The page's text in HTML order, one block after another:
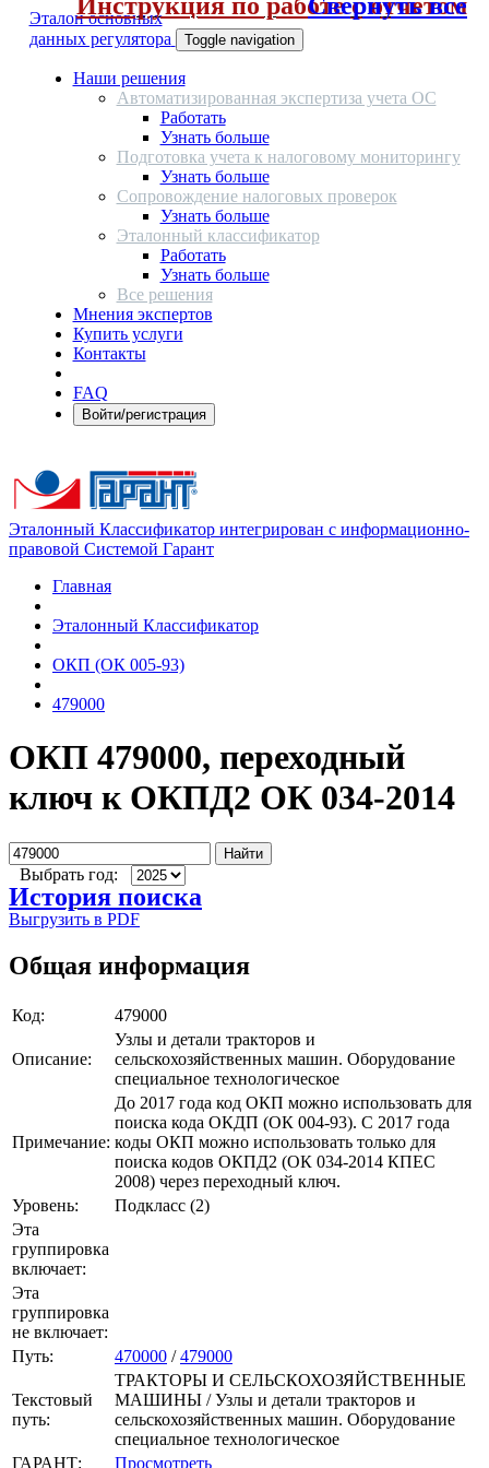
Эталон основных
данных регулятора
Toggle navigation
Наши решения
Автоматизированная экспертиза учета ОС
Работать
Узнать больше
Подготовка учета к налоговому мониторингу
Узнать больше
Сопровождение налоговых проверок
Узнать больше
Эталонный классификатор
Работать
Узнать больше
Все решения
Мнения экспертов
Купить услуги
Контакты
FAQ
Войти/регистрация
Эталонный Классификатор интегрирован с информационно-
правовой Системой Гарант
Главная
Эталонный Классификатор
ОКП (ОК 005-93)
479000
ОКП 479000, переходный
ключ к ОКПД2 ОК 034-2014
Найти
Выбрать год:
История поиска
Выгрузить в PDF
Общая информация
Код: 479000
Описание:
Узлы и детали тракторов и
сельскохозяйственных машин. Оборудование
специальное технологическое
Примечание:
До 2017 года код ОКП можно использовать для
поиска кода ОКДП (ОК 004-93). C 2017 года
коды ОКП можно использовать только для
поиска кодов ОКПД2 (ОК 034-2014 КПЕС
2008) через переходный ключ.
Уровень:
Подкласс (2)
Эта
группировка
включает:
Эта
группировка
не включает:
Путь:
470000 /479000
Текстовый
путь:
ТРАКТОРЫ И СЕЛЬСКОХОЗЯЙСТВЕННЫЕ
МАШИНЫ / Узлы и детали тракторов и
сельскохозяйственных машин. Оборудование
специальное технологическое
ГАРАНТ:
Просмотреть